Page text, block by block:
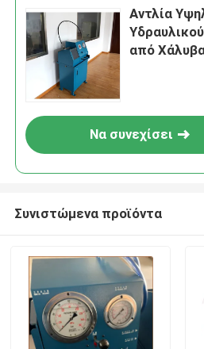
Αντλία
από
Πίεσης για
Να συνεχίσει
Συνιστώμενα προϊόντα